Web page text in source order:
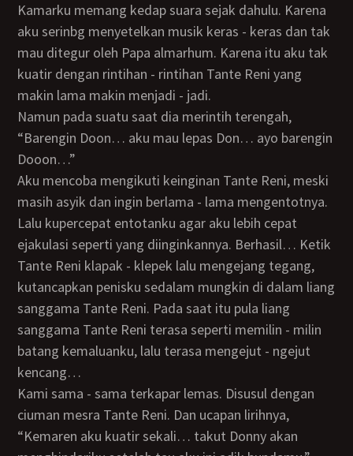
Kamarku memang kedap suara sejak dahulu. Karena
aku serinbg menyetelkan musik keras - keras dan tak
mau ditegur oleh Papa almarhum. Karena itu aku tak
kuatir dengan rintihan - rintihan Tante Reni yang
makin lama makin menjadi - jadi.
Namun pada suatu saat dia merintih terengah,
“Barengin Doon… aku mau lepas Don… ayo barengin
Dooon…”
Aku mencoba mengikuti keinginan Tante Reni, meski
masih asyik dan ingin berlama - lama mengentotnya.
Lalu kupercepat entotanku agar aku lebih cepat
ejakulasi seperti yang diinginkannya. Berhasil… Ketik
Tante Reni klapak - klepek lalu mengejang tegang,
kutancapkan penisku sedalam mungkin di dalam liang
sanggama Tante Reni. Pada saat itu pula liang
sanggama Tante Reni terasa seperti memilin - milin
batang kemaluanku, lalu terasa mengejut - ngejut
kencang…
Kami sama - sama terkapar lemas. Disusul dengan
ciuman mesra Tante Reni. Dan ucapan lirihnya,
“Kemaren aku kuatir sekali… takut Donny akan